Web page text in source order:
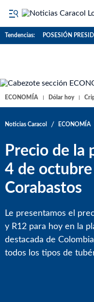
Tendencias: POSESIÓN
ECONOMÍA Dólar hoy
Noticias Caracol / ECONOMÍA
Precio de la
4 de
Corabastos
Le presentamos el
y R12 para hoy en la
destacada de
todos los tipos de